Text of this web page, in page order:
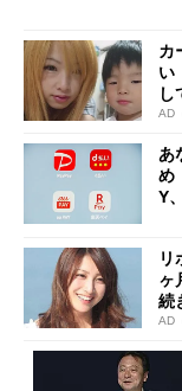
カ
い
し
AD
あ
め
Y
リ
ヶ
続
AD